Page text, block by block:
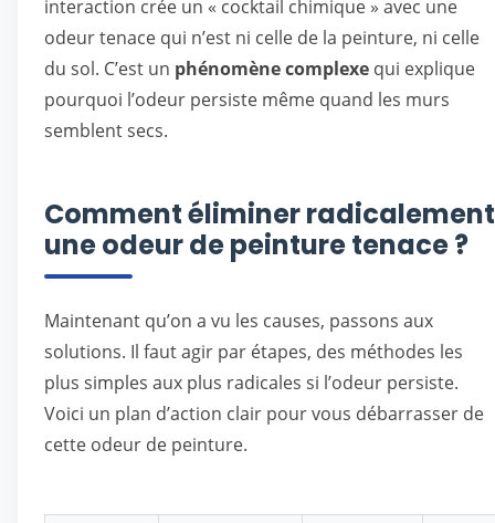
interaction crée un « cocktail chimique » avec une
odeur tenace qui n’est ni celle de la peinture, ni celle
du sol. C’est un phénomène complexe qui explique
pourquoi l’odeur persiste même quand les murs
semblent secs.
Comment éliminer radicalement
une odeur de peinture tenace ?
Maintenant qu’on a vu les causes, passons aux
solutions. Il faut agir par étapes, des méthodes les
plus simples aux plus radicales si l’odeur persiste.
Voici un plan d’action clair pour vous débarrasser de
cette odeur de peinture.